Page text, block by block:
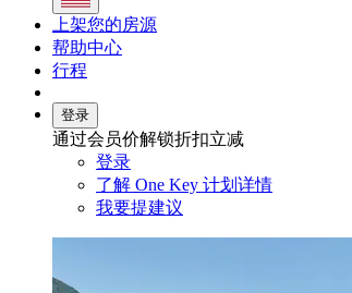
上架您的房源
帮助中心
行程
登录
通过会员价解锁折扣立减
登录
了解 One Key 计划详情
我要提建议